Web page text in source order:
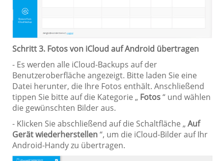
Schritt 3. Fotos von iCloud auf Android übertragen
- Es werden alle iCloud-Backups auf der
Benutzeroberfläche angezeigt. Bitte laden Sie eine
Datei herunter, die Ihre Fotos enthält. Anschließend
tippen Sie bitte auf die Kategorie „ Fotos“ und wählen
die gewünschten Bilder aus.
- Klicken Sie abschließend auf die Schaltfläche „Auf
Gerät wiederherstellen“, um die iCloud-Bilder auf Ihr
Android-Handy zu übertragen.